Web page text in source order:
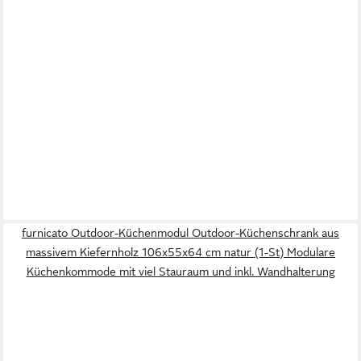
furnicato Outdoor-Küchenmodul Outdoor-Küchenschrank aus
massivem Kiefernholz 106x55x64 cm natur (1-St) Modulare
Küchenkommode mit viel Stauraum und inkl. Wandhalterung